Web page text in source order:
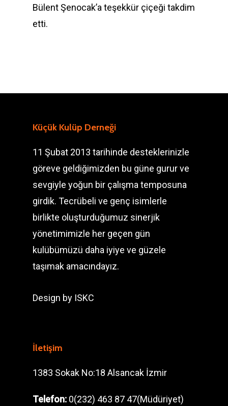
Bülent Şenocak’a teşekkür çiçeği takdim
etti.
Küçük Kulüp Derneği
11 Şubat 2013 tarihinde desteklerinizle
göreve geldiğimizden bu güne gurur ve
sevgiyle yoğun bir çalışma temposuna
girdik. Tecrübeli ve genç isimlerle
birlikte oluşturduğumuz sinerjik
yönetimimizle her geçen gün
kulübümüzü daha iyiye ve güzele
taşımak amacındayız.
Design by ISKC
İletişim
1383 Sokak No:18 Alsancak İzmir
Telefon: 0(232) 463 87 47(Müdüriyet)